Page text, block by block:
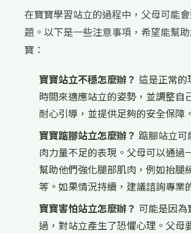
在寶寶學習站立的過程中，父母可能
題。以下是一些注意事項，希望能幫
寶：
寶寶站立不穩怎麼辦？ 這是正常
時間來適應站立的姿勢，並調整自
耐心引導，並提供足夠的安全保障。
寶寶踮腳站立怎麼辦？ 踮腳站立可
肉力量不足的表現。父母可以通過
幫助他們強化腿部肌肉，例如抬腿
等。如果情況持續，建議諮詢專業
寶寶害怕站立怎麼辦？ 可能是因為
過，對站立產生了恐懼心理。父母